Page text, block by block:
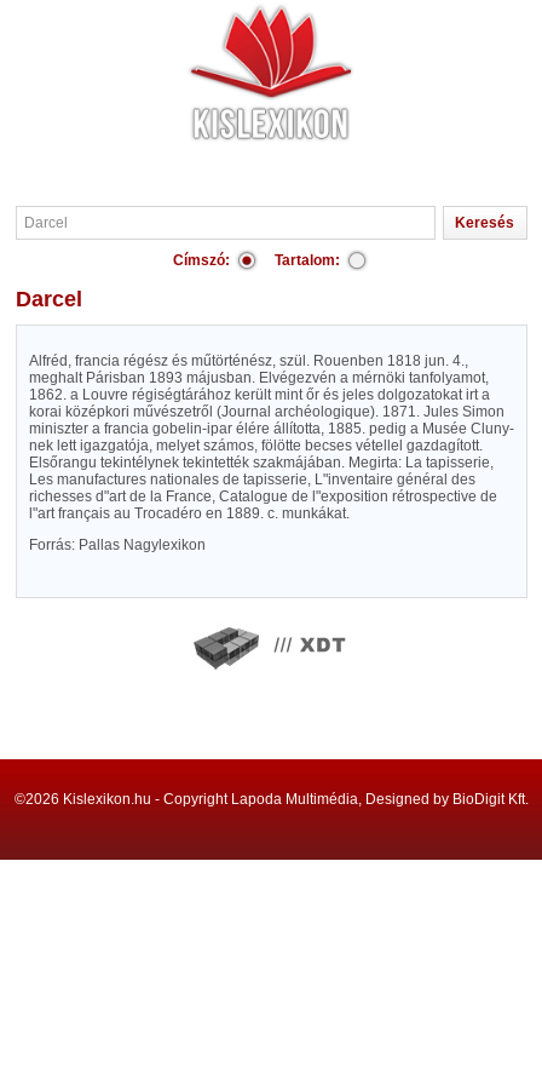
Címszó: Tartalom:
Darcel
Alfréd, francia régész és műtörténész, szül. Rouenben 1818 jun. 4.,
meghalt Párisban 1893 májusban. Elvégezvén a mérnöki tanfolyamot,
1862. a Louvre régiségtárához került mint őr és jeles dolgozatokat irt a
korai középkori művészetről (Journal archéologique). 1871. Jules Simon
miniszter a francia gobelin-ipar élére állította, 1885. pedig a Musée Cluny-
nek lett igazgatója, melyet számos, fölötte becses vétellel gazdagított.
Elsőrangu tekintélynek tekintették szakmájában. Megirta: La tapisserie,
Les manufactures nationales de tapisserie, L"inventaire général des
richesses d"art de la France, Catalogue de l"exposition rétrospective de
l"art français au Trocadéro en 1889. c. munkákat.
Forrás: Pallas Nagylexikon
©2026 Kislexikon.hu - Copyright Lapoda Multimédia, Designed by BioDigit Kft.